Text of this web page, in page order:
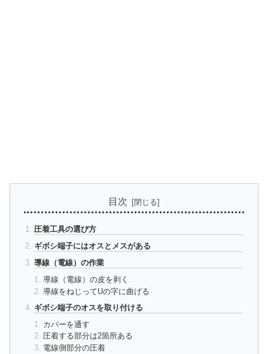
目次
圧着工具の選び方
ギボシ端子にはオスとメスがある
導線（電線）の作業
導線（電線）の皮を剥く
導線をねじってUの字に曲げる
ギボシ端子のオスを取り付ける
カバーを通す
圧着する部分は2箇所ある
電線側部分の圧着